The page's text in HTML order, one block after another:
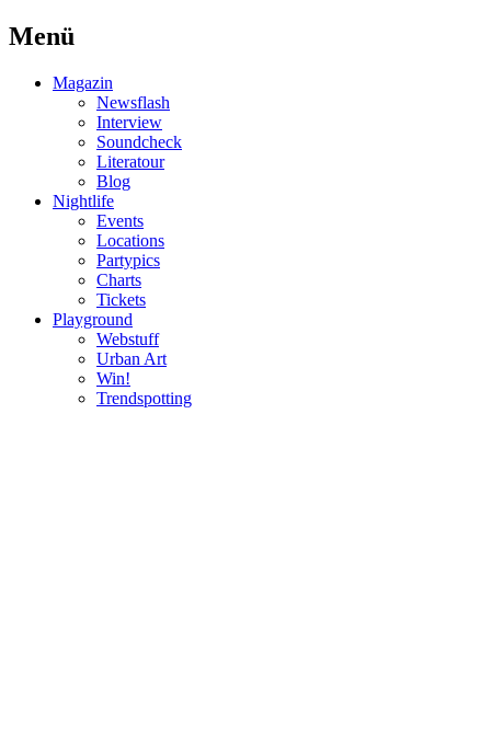
Menü
Magazin
Newsflash
Interview
Soundcheck
Literatour
Blog
Nightlife
Events
Locations
Partypics
Charts
Tickets
Playground
Webstuff
Urban Art
Win!
Trendspotting